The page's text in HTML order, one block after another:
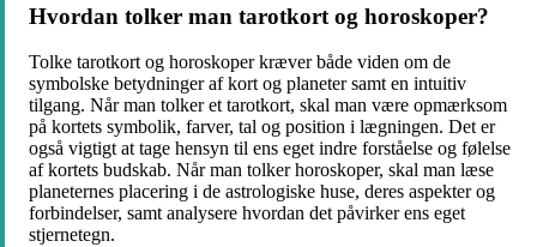
Hvordan tolker man tarotkort og horoskoper?
Tolke tarotkort og horoskoper kræver både viden om de
symbolske betydninger af kort og planeter samt en intuitiv
tilgang. Når man tolker et tarotkort, skal man være opmærksom
på kortets symbolik, farver, tal og position i lægningen. Det er
også vigtigt at tage hensyn til ens eget indre forståelse og følelse
af kortets budskab. Når man tolker horoskoper, skal man læse
planeternes placering i de astrologiske huse, deres aspekter og
forbindelser, samt analysere hvordan det påvirker ens eget
stjernetegn.